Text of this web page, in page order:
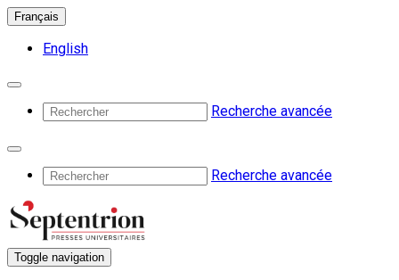
Français
English
Recherche avancée
Recherche avancée
Toggle navigation